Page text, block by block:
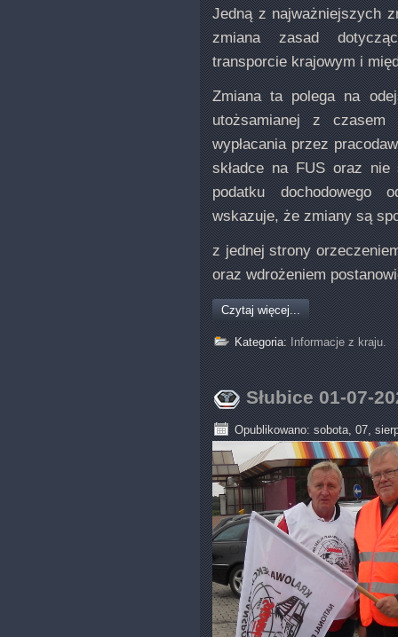
Jedną z najważniejszych
zmiana zasad
transporcie krajowym i
Zmiana ta polega na
utożsamianej z czasem
wypłacania przez
składce na FUS oraz nie
podatku dochodowego
wskazuje, że zmiany są
z jednej strony
oraz wdrożeniem
Czytaj więcej...
Kategoria:Informacje z kraju.
Słubice 01-07-
Opublikowano: sobota, 07,